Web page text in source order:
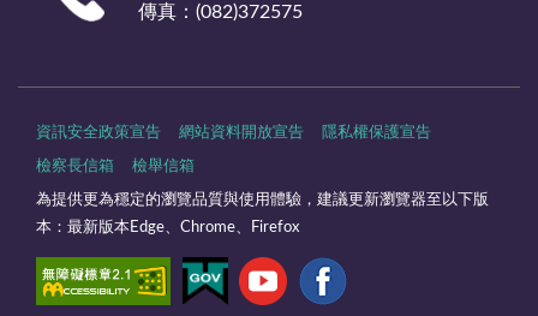
傳真：(082)372575
資訊安全政策宣告 網站資料開放宣告 隱私權保護宣告
檢察長信箱 檢舉信箱
為提供更為穩定的瀏覽品質與使用體驗，建議更新瀏覽器至以下版
本：最新版本Edge、Chrome、Firefox